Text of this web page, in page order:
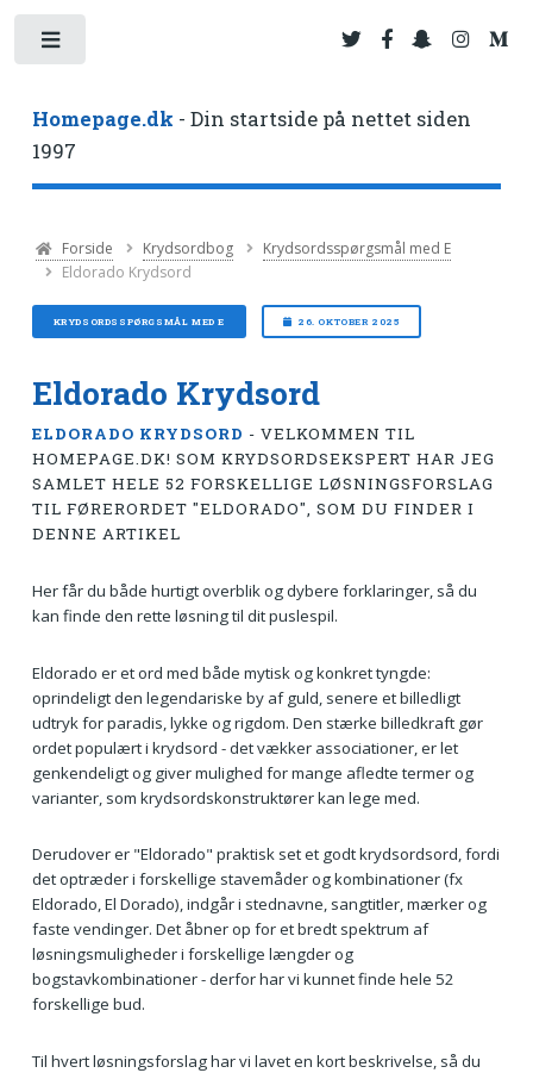
Homepage.dk - Din startside på nettet siden
1997
Forside Krydsordbog
Krydsordsspørgsmål med E
Eldorado Krydsord
KRYDSORDSSPØRGSMÅL MED E 26. OKTOBER 2025
Eldorado Krydsord
ELDORADO KRYDSORD - VELKOMMEN TIL
HOMEPAGE.DK! SOM KRYDSORDSEKSPERT HAR JEG
SAMLET HELE 52 FORSKELLIGE LØSNINGSFORSLAG
TIL FØRERORDET "ELDORADO", SOM DU FINDER I
DENNE ARTIKEL
Her får du både hurtigt overblik og dybere forklaringer, så du
kan finde den rette løsning til dit puslespil.
Eldorado er et ord med både mytisk og konkret tyngde:
oprindeligt den legendariske by af guld, senere et billedligt
udtryk for paradis, lykke og rigdom. Den stærke billedkraft gør
ordet populært i krydsord - det vækker associationer, er let
genkendeligt og giver mulighed for mange afledte termer og
varianter, som krydsordskonstruktører kan lege med.
Derudover er "Eldorado" praktisk set et godt krydsordsord, fordi
det optræder i forskellige stavemåder og kombinationer (fx
Eldorado, El Dorado), indgår i stednavne, sangtitler, mærker og
faste vendinger. Det åbner op for et bredt spektrum af
løsningsmuligheder i forskellige længder og
bogstavkombinationer - derfor har vi kunnet finde hele 52
forskellige bud.
Til hvert løsningsforslag har vi lavet en kort beskrivelse, så du